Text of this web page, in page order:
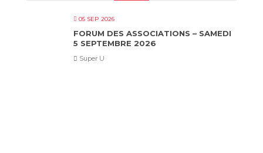
05 SEP 2026
FORUM DES ASSOCIATIONS – SAMEDI
5 SEPTEMBRE 2026
Super U